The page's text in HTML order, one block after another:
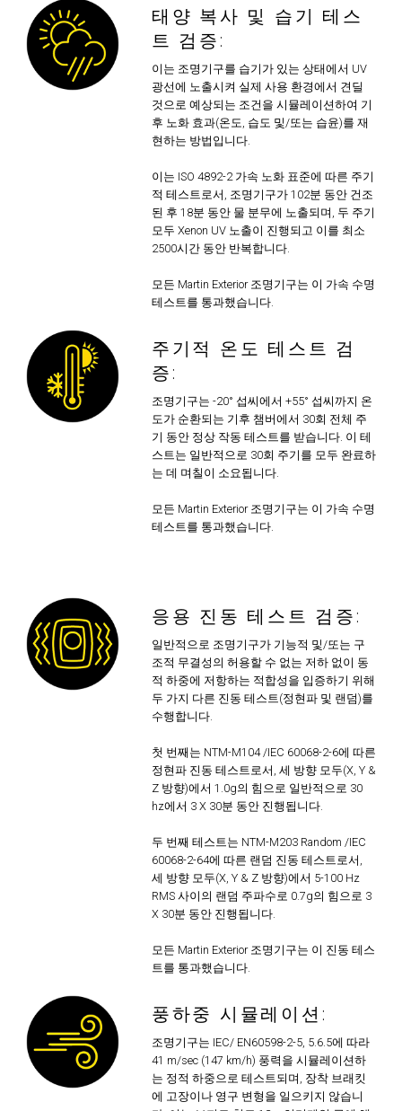
태양 복사 및 습기 테스
트 검증:
이는 조명기구를 습기가 있는 상태에서 UV
광선에 노출시켜 실제 사용 환경에서 견딜
것으로 예상되는 조건을 시뮬레이션하여 기
후 노화 효과(온도, 습도 및/또는 습윤)를 재
현하는 방법입니다.
이는 ISO 4892-2 가속 노화 표준에 따른 주기
적 테스트로서, 조명기구가 102분 동안 건조
된 후 18분 동안 물 분무에 노출되며, 두 주기
모두 Xenon UV 노출이 진행되고 이를 최소
2500시간 동안 반복합니다.
모든 Martin Exterior 조명기구는 이 가속 수명
테스트를 통과했습니다.
주기적 온도 테스트 검
증:
조명기구는 -20° 섭씨에서 +55° 섭씨까지 온
도가 순환되는 기후 챔버에서 30회 전체 주
기 동안 정상 작동 테스트를 받습니다. 이 테
스트는 일반적으로 30회 주기를 모두 완료하
는 데 며칠이 소요됩니다.
모든 Martin Exterior 조명기구는 이 가속 수명
테스트를 통과했습니다.
응용 진동 테스트 검증:
일반적으로 조명기구가 기능적 및/또는 구
조적 무결성의 허용할 수 없는 저하 없이 동
적 하중에 저항하는 적합성을 입증하기 위해
두 가지 다른 진동 테스트(정현파 및 랜덤)를
수행합니다.
첫 번째는 NTM-M104 /IEC 60068-2-6에 따른
정현파 진동 테스트로서, 세 방향 모두(X, Y &
Z 방향)에서 1.0g의 힘으로 일반적으로 30
hz에서 3 X 30분 동안 진행됩니다.
두 번째 테스트는 NTM-M203 Random /IEC
60068-2-64에 따른 랜덤 진동 테스트로서,
세 방향 모두(X, Y & Z 방향)에서 5-100 Hz
RMS 사이의 랜덤 주파수로 0.7g의 힘으로 3
X 30분 동안 진행됩니다.
모든 Martin Exterior 조명기구는 이 진동 테스
트를 통과했습니다.
풍하중 시뮬레이션:
조명기구는 IEC/ EN60598-2-5, 5.6.5에 따라
41 m/sec (147 km/h) 풍력을 시뮬레이션하
는 정적 하중으로 테스트되며, 장착 브래킷
에 고장이나 영구 변형을 일으키지 않습니